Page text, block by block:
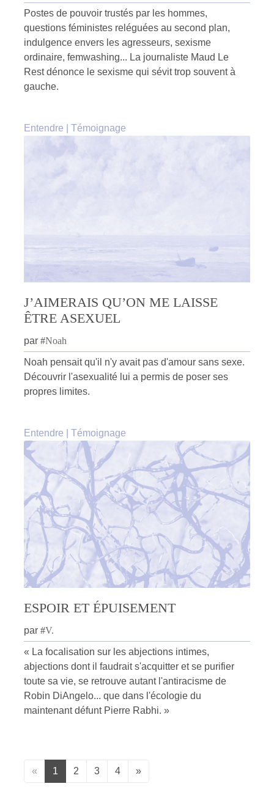
Postes de pouvoir trustés par les hommes,
questions féministes reléguées au second plan,
indulgence envers les agresseurs, sexisme
ordinaire, femwashing... La journaliste Maud Le
Rest dénonce le sexisme qui sévit trop souvent à
gauche.
Entendre Témoignage
J’AIMERAIS QU’ON ME LAISSE
ÊTRE ASEXUEL
par #Noah
Noah pensait qu'il n'y avait pas d'amour sans sexe.
Découvrir l'asexualité lui a permis de poser ses
propres limites.
Entendre Témoignage
ESPOIR ET ÉPUISEMENT
par #V.
« La focalisation sur les abjections intimes,
abjections dont il faudrait s'acquitter et se purifier
toute sa vie, se retrouve autant l'antiracisme de
Robin DiAngelo... que dans l'écologie du
maintenant défunt Pierre Rabhi. »
« 1 2 3 4 »